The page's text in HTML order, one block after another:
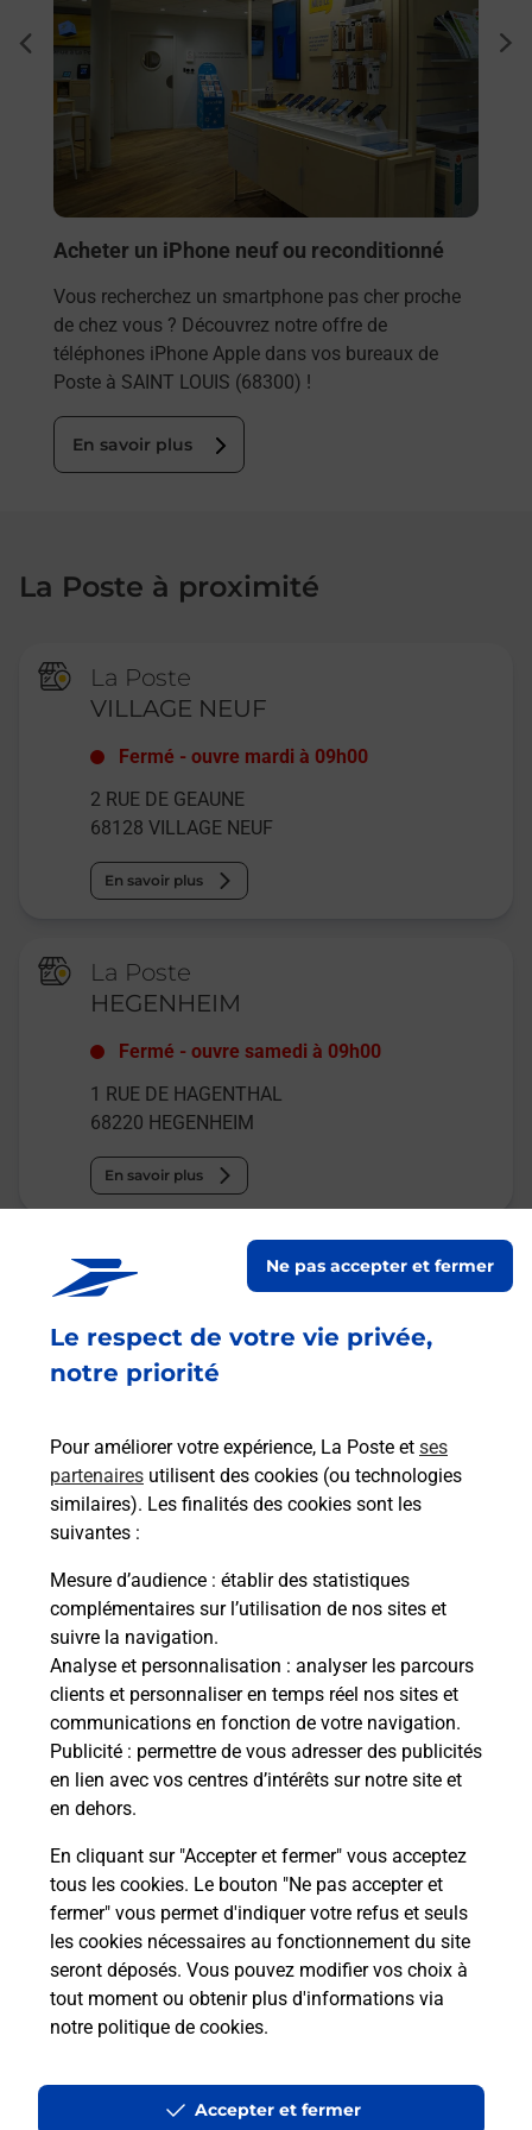
Le respect de votre vie privée,
notre priorité
Pour améliorer votre expérience, La Poste et ses
partenaires utilisent des cookies (ou technologies
similaires). Les finalités des cookies sont les
suivantes :
Mesure d’audience : établir des statistiques
complémentaires sur l’utilisation de nos sites et
suivre la navigation.
Analyse et personnalisation : analyser les parcours
clients et personnaliser en temps réel nos sites et
communications en fonction de votre navigation.
Publicité : permettre de vous adresser des publicités
en lien avec vos centres d’intérêts sur notre site et
en dehors.
En cliquant sur "Accepter et fermer" vous acceptez
tous les cookies. Le bouton "Ne pas accepter et
fermer" vous permet d'indiquer votre refus et seuls
les cookies nécessaires au fonctionnement du site
seront déposés. Vous pouvez modifier vos choix à
tout moment ou obtenir plus d'informations via
notre politique de cookies.
Ne pas accepter et fermer
Accepter et fermer
Acheter un iPhone neuf ou reconditionné
Vous recherchez un smartphone pas cher proche
de chez vous ? Découvrez notre offre de
téléphones iPhone Apple dans vos bureaux de
Poste à SAINT LOUIS (68300) !
En savoir plus
La Poste à proximité
La Poste
VILLAGE NEUF
Fermé -ouvre mardi à 09h00
2 RUE DE GEAUNE
68128 VILLAGE NEUF
En savoir plus
La Poste
HEGENHEIM
Fermé -ouvre samedi à 09h00
1 RUE DE HAGENTHAL
68220 HEGENHEIM
En savoir plus
Malin !
La Poste
en ligne
En savoir plus
Questions fréquemment posées
Quel réseau utilise La Poste Mobile ?
Est-ce que je peux garder mon
numéro de mobile gratuitement ?
Est-ce que je peux bénéficier de la 5G
avec La Poste Mobile ?
Est-ce que je peux utiliser mon forfait
Est-ce que je peux payer mon